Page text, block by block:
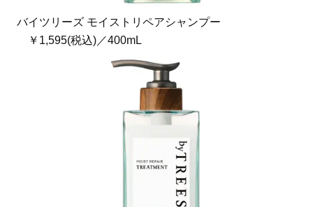
バイツリーズ モイストリペアシャンプー
￥1,595(税込)／400mL